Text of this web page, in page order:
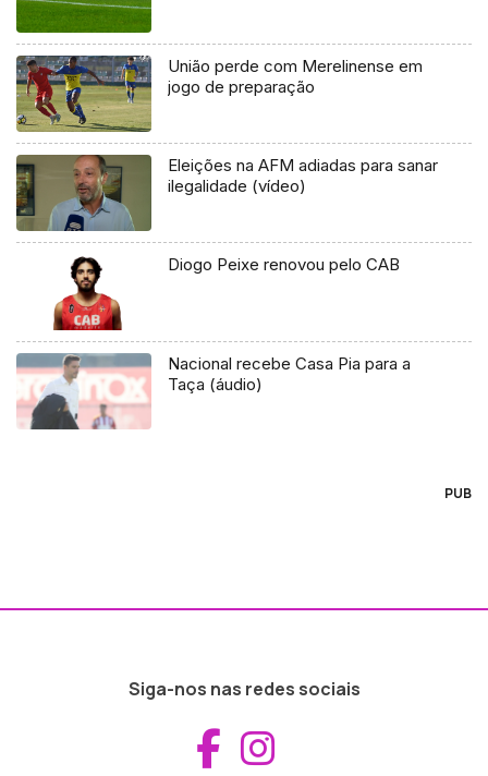
União perde com Merelinense em
jogo de preparação
Eleições na AFM adiadas para sanar
ilegalidade (vídeo)
Diogo Peixe renovou pelo CAB
Nacional recebe Casa Pia para a
Taça (áudio)
PUB
Siga-nos nas redes sociais
Aceder ao